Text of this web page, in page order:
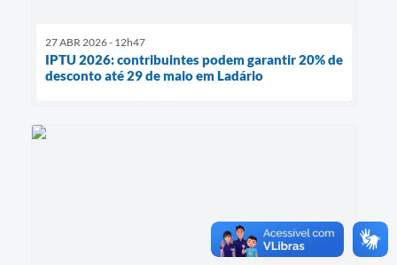
27 ABR 2026 - 12h47
IPTU 2026: contribuintes podem garantir 20% de
desconto até 29 de maio em Ladário